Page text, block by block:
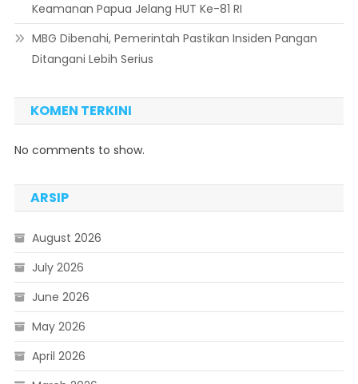
Keamanan Papua Jelang HUT Ke-81 RI
MBG Dibenahi, Pemerintah Pastikan Insiden Pangan
Ditangani Lebih Serius
KOMEN TERKINI
No comments to show.
ARSIP
August 2026
July 2026
June 2026
May 2026
April 2026